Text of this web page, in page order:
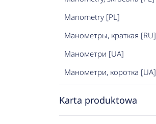
Manometry [PL]
Манометры, краткая [RU]
Манометри [UA]
Манометри, коротка [UA]
Karta produktowa